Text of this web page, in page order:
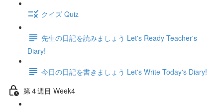
クイズ Quiz
先生の日記を読みましょう Let's Ready Teacher's
Diary!
今日の日記を書きましょう Let's Write Today's Diary!
第４週目 Week4